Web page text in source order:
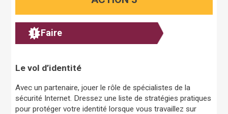
Faire
Le vol d’identité
Avec un partenaire, jouer le rôle de spécialistes de la
sécurité Internet. Dressez une liste de stratégies pratiques
pour protéger votre identité lorsque vous travaillez sur